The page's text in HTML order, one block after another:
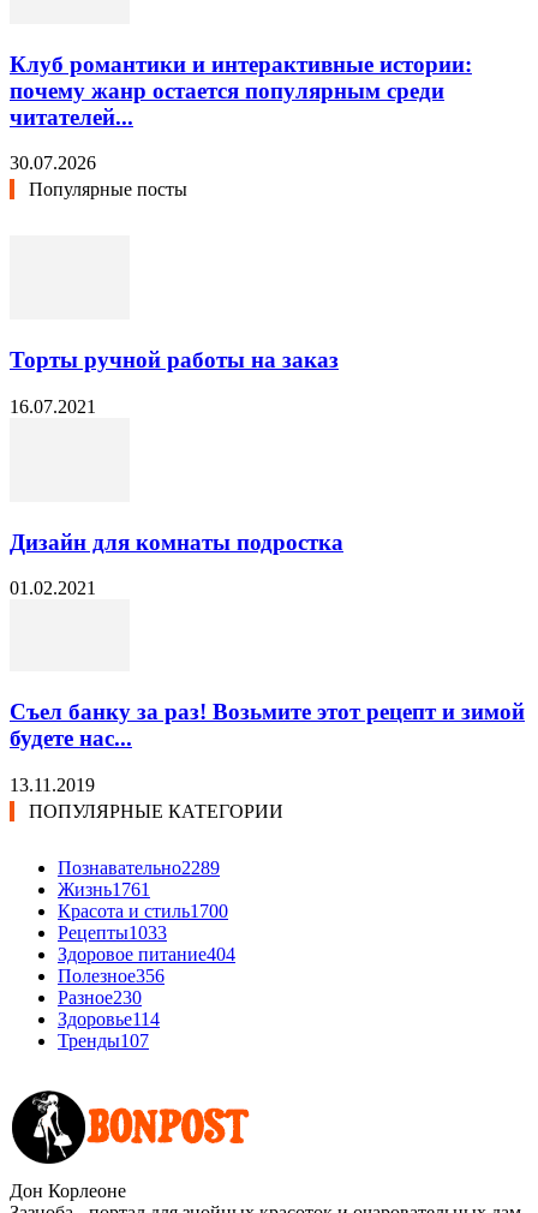
Клуб романтики и интерактивные истории:
почему жанр остается популярным среди
читателей...
30.07.2026
Популярные посты
Торты ручной работы на заказ
16.07.2021
Дизайн для комнаты подростка
01.02.2021
Съел банку за раз! Возьмите этот рецепт и зимой
будете нас...
13.11.2019
ПОПУЛЯРНЫЕ КАТЕГОРИИ
Познавательно2289
Жизнь1761
Красота и стиль1700
Рецепты1033
Здоровое питание404
Полезное356
Разное230
Здоровье114
Тренды107
Дон Корлеоне